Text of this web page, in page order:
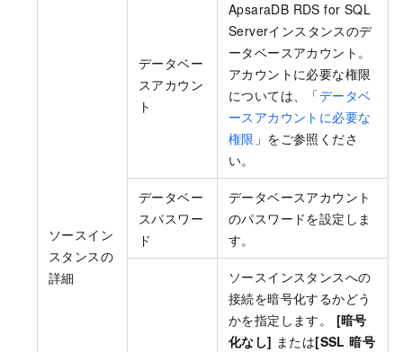
ソースイン
スタンスの
詳細
データベー
スアカウン
ト
ApsaraDB RDS for SQL
Serverインスタンスのデ
ータベースアカウント。
アカウントに必要な権限
については、「データベ
ースアカウントに必要な
権限 」をご参照くださ
い。
データベー
スパスワー
ド
データベースアカウント
のパスワードを設定しま
す。
ソースインスタンスへの
接続を暗号化するかどう
かを指定します。 [暗号
化なし] または[SSL 暗号